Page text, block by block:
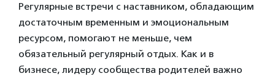
Регулярные встречи с наставником, обладающим
достаточным временным и эмоциональным
ресурсом, помогают не меньше, чем
обязательный регулярный отдых. Как и в
бизнесе, лидеру сообщества родителей важно